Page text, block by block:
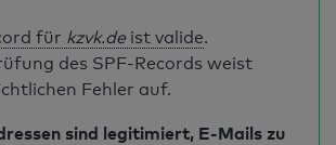
für kzvk.de ist valide.
des SPF-Records weist
Fehler auf.
sind legitimiert, E-Mails zu